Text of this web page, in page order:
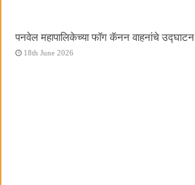
पनवेल महापालिकेच्या फॉग कॅनन वाहनांचे उद्घाटन
18th June 2026